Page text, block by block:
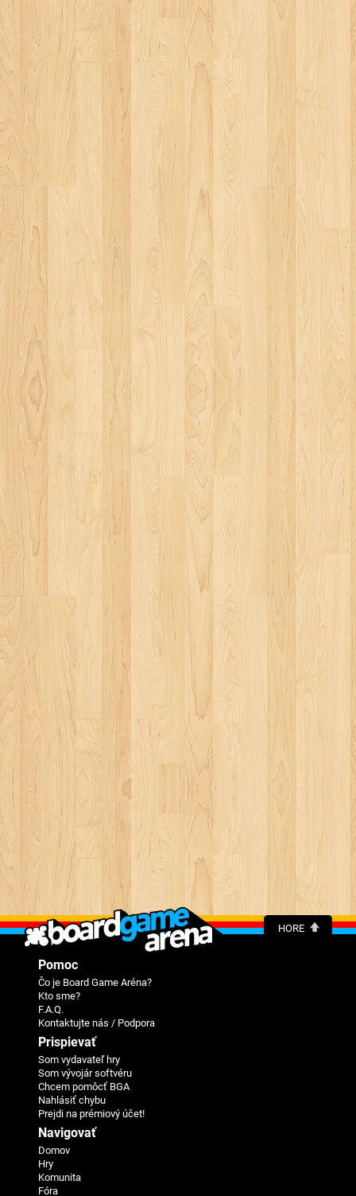
HORE
Pomoc
Čo je Board Game Aréna?
Kto sme?
F.A.Q.
Kontaktujte nás / Podpora
Prispievať
Som vydavateľ hry
Som vývojár softvéru
Chcem pomôcť BGA
Nahlásiť chybu
Prejdi na prémiový účet!
Navigovať
Domov
Hry
Komunita
Fóra